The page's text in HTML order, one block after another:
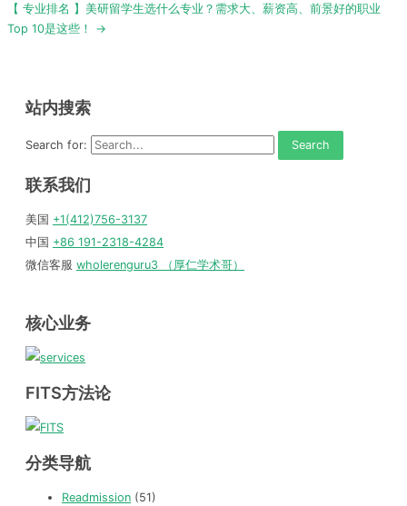
【 专业排名 】美研留学生选什么专业？需求大、薪资高、前景好的职业
Top 10是这些！ →
站内搜索
Search for:
联系我们
美国 +1(412)756-3137
中国 +86 191-2318-4284
微信客服 wholerenguru3 （厚仁学术哥）
核心业务
FITS方法论
分类导航
Readmission (51)